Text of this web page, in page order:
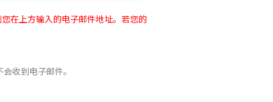
在上方输入的电子邮件地址。若您的
收到电子邮件。